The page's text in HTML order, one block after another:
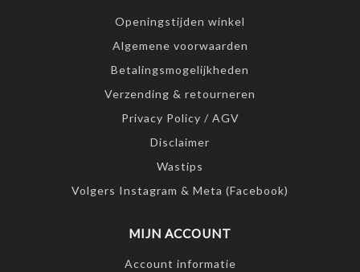
Openingstijden winkel
Algemene voorwaarden
Betalingsmogelijkheden
Verzending & retourneren
Privacy Policy / AGV
Disclaimer
Wastips
Volgers Instagram & Meta (Facebook)
MIJN ACCOUNT
Account informatie